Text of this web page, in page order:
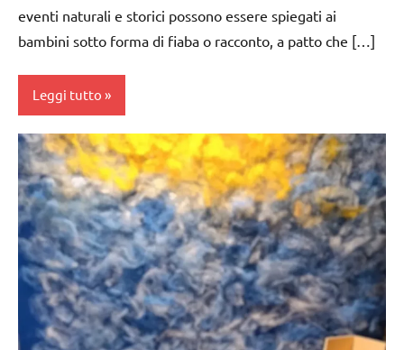
eventi naturali e storici possono essere spiegati ai
bambini sotto forma di fiaba o racconto, a patto che […]
Leggi tutto
dai
6
anni
EDUCAZIONE
COSMICA
GUIDA
DIDATTICA
MONTESSORI